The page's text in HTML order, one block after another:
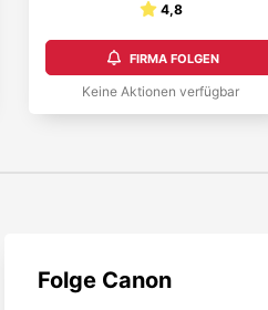
4,8
FIRMA FOLGEN
Keine Aktionen verfügbar
Folge Canon